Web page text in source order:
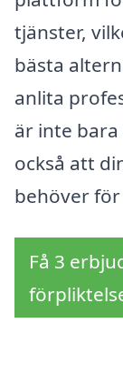
tjänster,
bästa
anlita
är inte
också att
behöver
Få 3